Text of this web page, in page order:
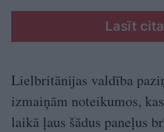
Lasīt
Lielbritānijas valdība
izmaiņām noteikumos,
laikā ļaus šādus paneļus